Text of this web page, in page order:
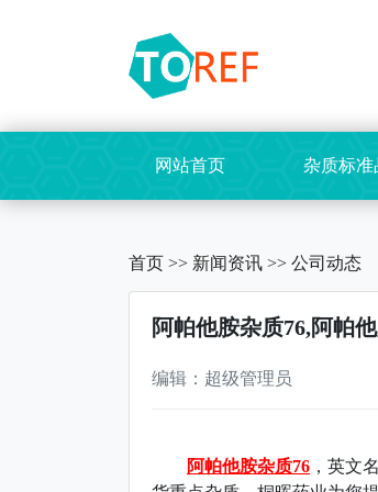
网站首页 杂质标准
首页 >> 新闻资讯 >> 公司动态
阿帕他胺杂质76,阿帕
编辑：超级管理员
阿帕他胺杂质76 ，英文